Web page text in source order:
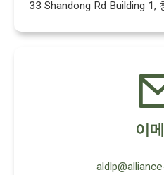
33 Shandong Rd Building 1,
이